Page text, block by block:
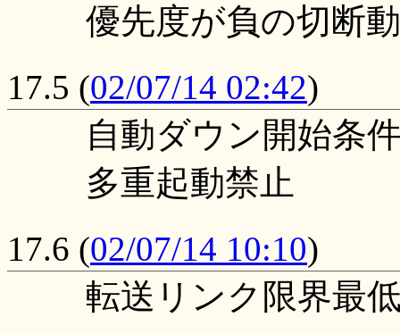
優先度が負の切断
17.5 (02/07/14 02:42)
自動ダウン開始条
多重起動禁止
17.6 (02/07/14 10:10)
転送リンク限界最